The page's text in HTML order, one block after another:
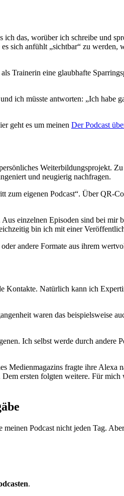
das, worüber ich schreibe und
sich anfühlt „sichtbar“ zu
Trainerin eine glaubhafte
ich müsste antworten: „Ich habe
geht es um meinen Der Podcast
Weiterbildungsprojekt.
und neugierig nachfragen.
eigenen Podcast“. Über QR-
einzelnen Episoden sind bei
bin ich mit einer
andere Formate aus ihrem
Kontakte. Natürlich kann ich
waren das beispielsweise
Ich selbst werde durch
Medienmagazins fragte ihre
ersten folgten weitere. Für
Podcast nicht jeden Tag.
.